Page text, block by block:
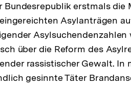
Link:
erstmals die
Asylanträgen
Asylsuchendenzahlen
über die Reform des
rassistischer Gewalt. In
gesinnte Täter